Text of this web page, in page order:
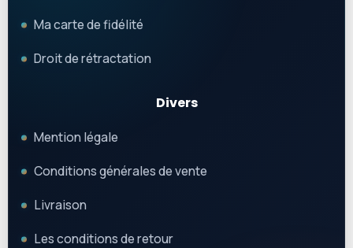
Ma carte de fidélité
Droit de rétractation
Divers
Mention légale
Conditions générales de vente
Livraison
Les conditions de retour